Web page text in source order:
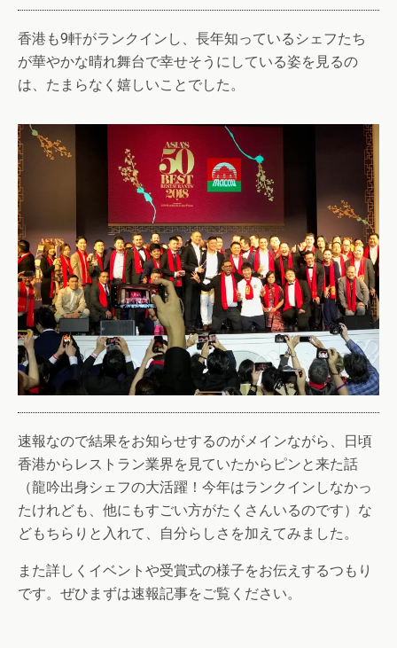
香港も9軒がランクインし、長年知っているシェフたち
が華やかな晴れ舞台で幸せそうにしている姿を見るの
は、たまらなく嬉しいことでした。
速報なので結果をお知らせするのがメインながら、日頃
香港からレストラン業界を見ていたからピンと来た話
（龍吟出身シェフの大活躍！今年はランクインしなかっ
たけれども、他にもすごい方がたくさんいるのです）な
どもちらりと入れて、自分らしさを加えてみました。
また詳しくイベントや受賞式の様子をお伝えするつもり
です。ぜひまずは速報記事をご覧ください。